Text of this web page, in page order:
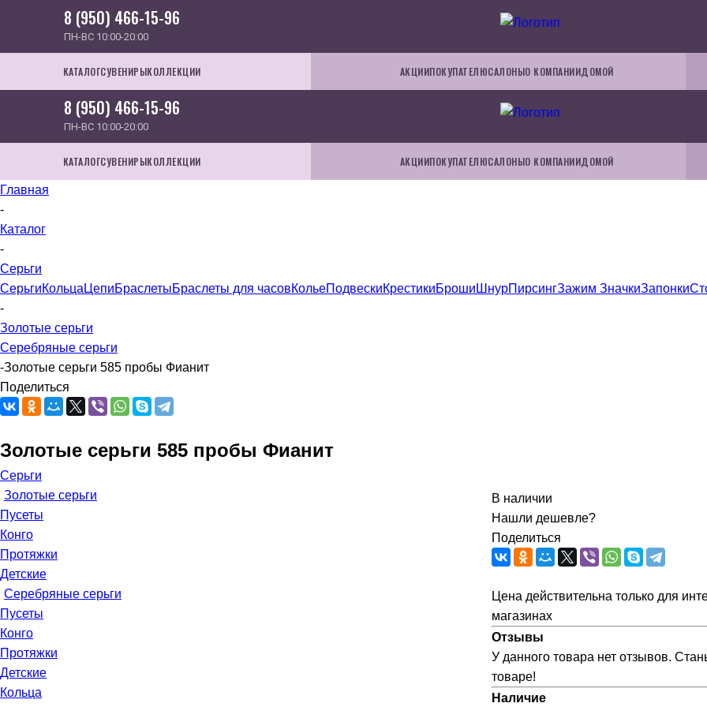
8 (950) 466-15-96
ПН-ВС 10:00-20:00
КАТАЛОГСУВЕНИРЫКОЛЛЕКЦИИ АКЦИИПОКУПАТЕЛЮСАЛОНЫО КОМПАНИИДОМОЙ
8 (950) 466-15-96
ПН-ВС 10:00-20:00
КАТАЛОГСУВЕНИРЫКОЛЛЕКЦИИ АКЦИИПОКУПАТЕЛЮСАЛОНЫО КОМПАНИИДОМОЙ
Главная
-
Каталог
-
Серьги
СерьгиКольца ЦепиБраслетыБраслеты для часовКольеПодвескиКрестикиБроши ШнурПирсингЗажим ЗначкиЗапонки
-
Золотые серьги
Серебряные серьги
-Золотые серьги 585 пробы Фианит
Поделиться
Золотые серьги 585 пробы Фианит
В наличии
Нашли дешевле?
Поделиться
Цена действительна только для
магазинах
Отзывы
У данного товара нет отзывов.
товаре!
Наличие
Серьги
Золотые серьги
Пусеты
Конго
Протяжки
Детские
Серебряные серьги
Пусеты
Конго
Протяжки
Детские
Кольца